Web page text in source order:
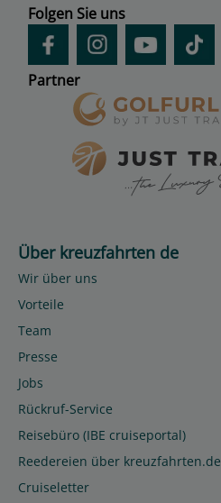
Folgen Sie uns
Partner
Über kreuzfahrten de
Wir über uns
Vorteile
Team
Presse
Jobs
Rückruf-Service
Reisebüro (IBE cruiseportal)
Reedereien über kreuzfahrten.de
Cruiseletter